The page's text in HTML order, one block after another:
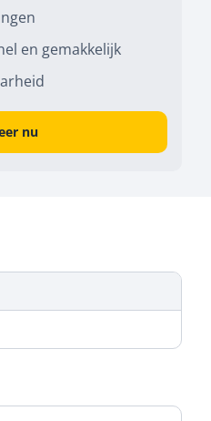
en gemakkelijk
nu